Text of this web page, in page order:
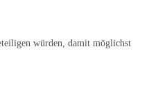
würden, damit möglichst